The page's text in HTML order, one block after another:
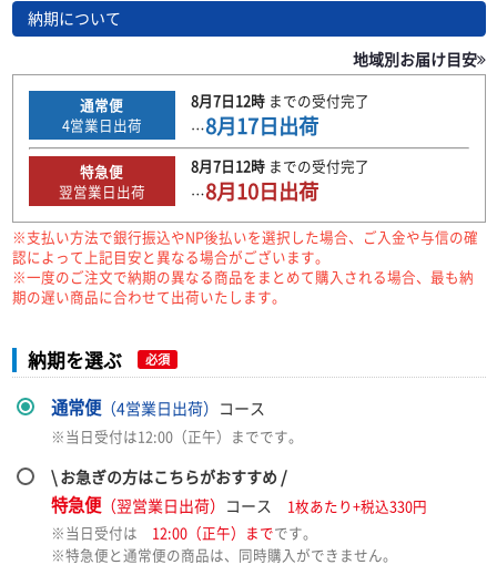
納期について
地域別お届け目安
通常便
4営業日出荷
8月7日12時までの受付完了
…8月17日出荷
特急便
翌営業日出荷
8月7日12時までの受付完了
…8月10日出荷
※支払い方法で銀行振込やNP後払いを選択した場合、ご入金や与信の確
認によって上記目安と異なる場合がございます。
※一度のご注文で納期の異なる商品をまとめて購入される場合、最も納
期の遅い商品に合わせて出荷いたします。
納期を選ぶ 必須
通常便（4営業日出荷） コース
※当日受付は12:00（正午）までです。
\ お急ぎの方はこちらがおすすめ /
特急便（翌営業日出荷） コース
1枚あたり+税込330円
※当日受付は 12:00（正午）までです。
※特急便と通常便の商品は、同時購入ができません。